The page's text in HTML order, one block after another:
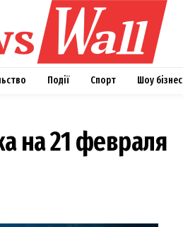
Події Спорт Шоу бізнес
на 21 февраля